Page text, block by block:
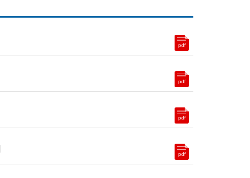
pdf
pdf
pdf
pdf